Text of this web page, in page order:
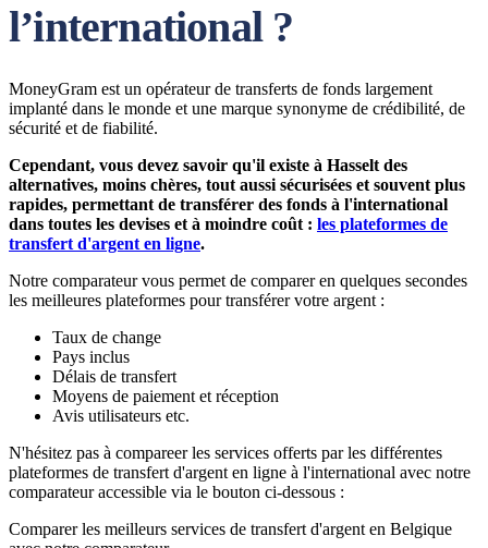
l’international ?
MoneyGram est un opérateur de transferts de fonds largement
implanté dans le monde et une marque synonyme de crédibilité, de
sécurité et de fiabilité.
Cependant, vous devez savoir qu'il existe à Hasselt des
alternatives, moins chères, tout aussi sécurisées et souvent plus
rapides, permettant de transférer des fonds à l'international
dans toutes les devises et à moindre coût : les plateformes de
transfert d'argent en ligne.
Notre comparateur vous permet de comparer en quelques secondes
les meilleures plateformes pour transférer votre argent :
Taux de change
Pays inclus
Délais de transfert
Moyens de paiement et réception
Avis utilisateurs etc.
N'hésitez pas à compareer les services offerts par les différentes
plateformes de transfert d'argent en ligne à l'international avec notre
comparateur accessible via le bouton ci-dessous :
Comparer les meilleurs services de transfert d'argent en Belgique